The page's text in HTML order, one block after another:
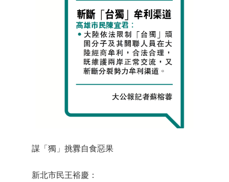
謀「獨」挑釁自食惡果
新北市民王裕慶：